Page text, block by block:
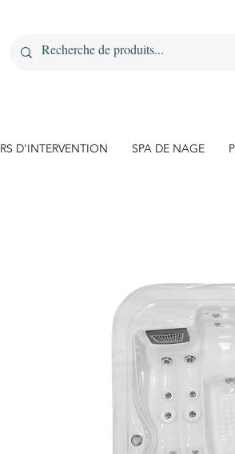
D'INTERVENTION SPA DE NAGE